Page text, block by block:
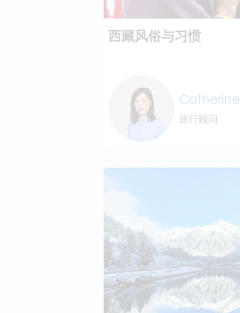
西藏风俗与习惯
Catherine
旅行顾问